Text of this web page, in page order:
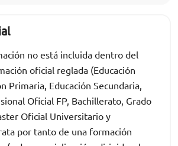
no está incluida dentro del
oficial reglada (Educación
Primaria, Educación Secundaria,
Oficial FP, Bachillerato, Grado
Oficial Universitario y
por tanto de una formación